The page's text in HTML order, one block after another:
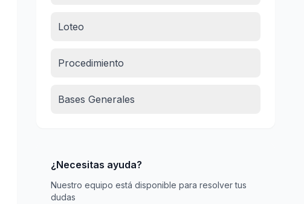
Loteo
Procedimiento
Bases Generales
¿Necesitas ayuda?
Nuestro equipo está disponible para resolver tus
dudas